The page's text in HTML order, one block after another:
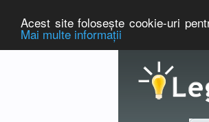
Acest site foloseşte cookie-uri
Mai multe informaţii